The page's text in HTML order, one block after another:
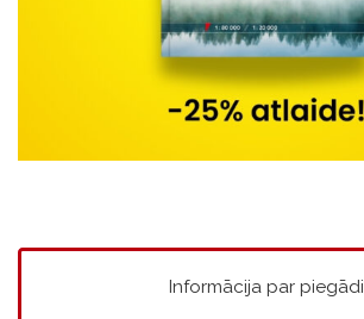
Informācija par piegādi